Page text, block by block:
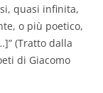
quasi infinita,
o più poetico,
(Tratto dalla
di Giacomo